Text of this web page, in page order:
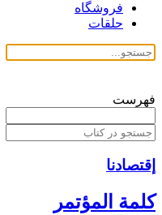
فروشگاه
حلقات
فهرست
إقتصادنا
كلمة المؤتمر